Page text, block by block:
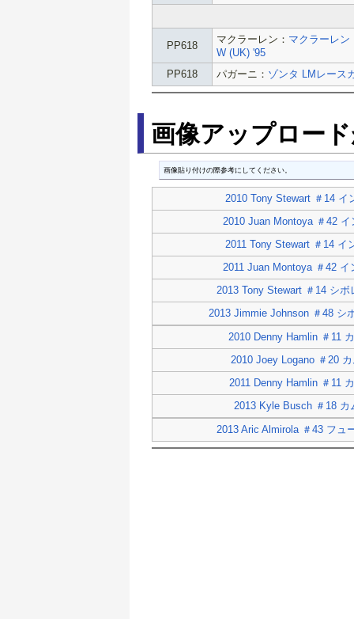
PP618
マクラーレン： マクラーレ
W (UK) '95
PP618
パガーニ： ゾンタ LMレース
画像アップロー
画像貼り付けの際参考にしてください。
2010 Tony Stewart ＃14 イ
2010 Juan Montoya ＃42 イ
2011 Tony Stewart ＃14 イ
2011 Juan Montoya ＃42 イ
2013 Tony Stewart ＃14 シボ
2013 Jimmie Johnson ＃48 シ
2010 Denny Hamlin ＃11
2010 Joey Logano ＃20
2011 Denny Hamlin ＃11
2013 Kyle Busch ＃18 カ
2013 Aric Almirola ＃43 フュ